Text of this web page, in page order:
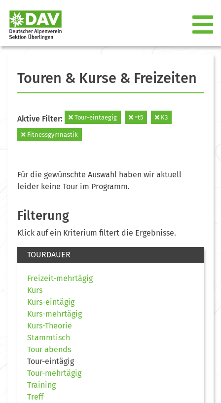
Touren & Kurse & Freizeiten
Aktive Filter: Tour-eintaegig =t5 K3
Fitnessgymnastik
Für die gewünschte Auswahl haben wir aktuell
leider keine Tour im Programm.
Filterung
Klick auf ein Kriterium filtert die Ergebnisse.
TOURDAUER
Freizeit-mehrtägig
Kurs
Kurs-eintägig
Kurs-mehrtägig
Kurs-Theorie
Stammtisch
Tour abends
Tour-eintägig
Tour-mehrtägig
Training
Treff